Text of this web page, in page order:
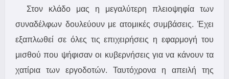
Στον κλάδο μας η μεγαλύτερη πλειοψηφία των
συναδέλφων δουλεύουν με ατομικές συμβάσεις. Έχει
εξαπλωθεί σε όλες τις επιχειρήσεις η εφαρμογή του
μισθού που ψήφισαν οι κυβερνήσεις για να κάνουν τα
χατίρια των εργοδοτών. Ταυτόχρονα η απειλή της